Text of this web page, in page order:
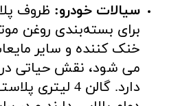
سیالات خودرو:
برای بسته‌بندی روغن
خنک کننده و سایر
می شود، نقش حیاتی
دارد. گالن‌ 4